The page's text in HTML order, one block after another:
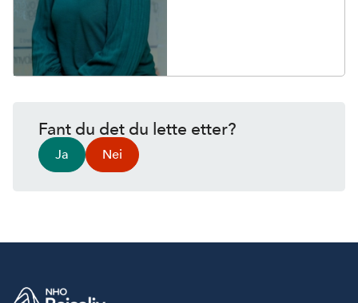
Fant du det du lette etter?
Ja Nei